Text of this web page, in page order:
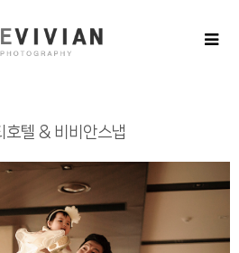
호텔 & 비비안스냅